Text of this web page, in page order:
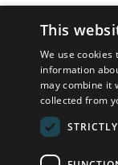
This
We use
information
may combine it
collected from